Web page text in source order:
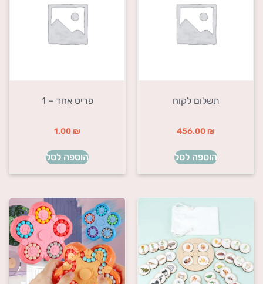
תשלום לקוח
456.00 ₪
הוספה לסל
פריט אחד – 1
1.00 ₪
הוספה לסל